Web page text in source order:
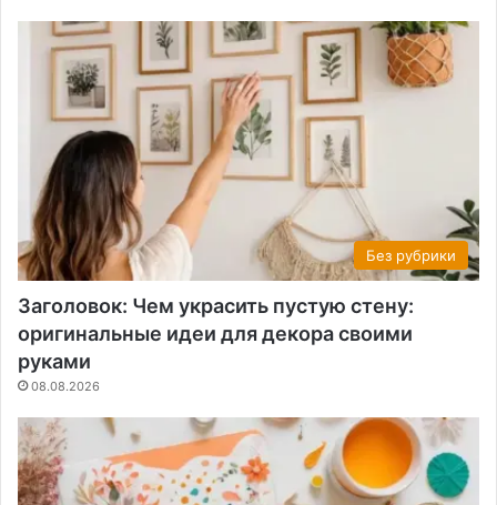
Без рубрики
Заголовок: Чем украсить пустую стену:
оригинальные идеи для декора своими
руками
08.08.2026